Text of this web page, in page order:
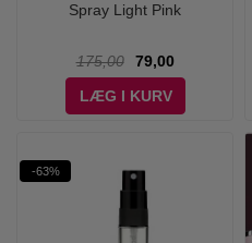
Spray Light Pink
175,00
79,00
LÆG I KURV
-63%